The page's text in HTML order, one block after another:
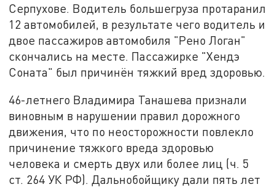
Серпухове. Водитель большегруза протаранил
12 автомобилей, в результате чего водитель и
двое пассажиров автомобиля "Рено Логан"
скончались на месте. Пассажирке "Хендэ
Соната" был причинён тяжкий вред здоровью.
46-летнего Владимира Танашева признали
виновным в нарушении правил дорожного
движения, что по неосторожности повлекло
причинение тяжкого вреда здоровью
человека и смерть двух или более лиц (ч. 5
ст. 264 УК РФ). Дальнобойщику дали пять лет